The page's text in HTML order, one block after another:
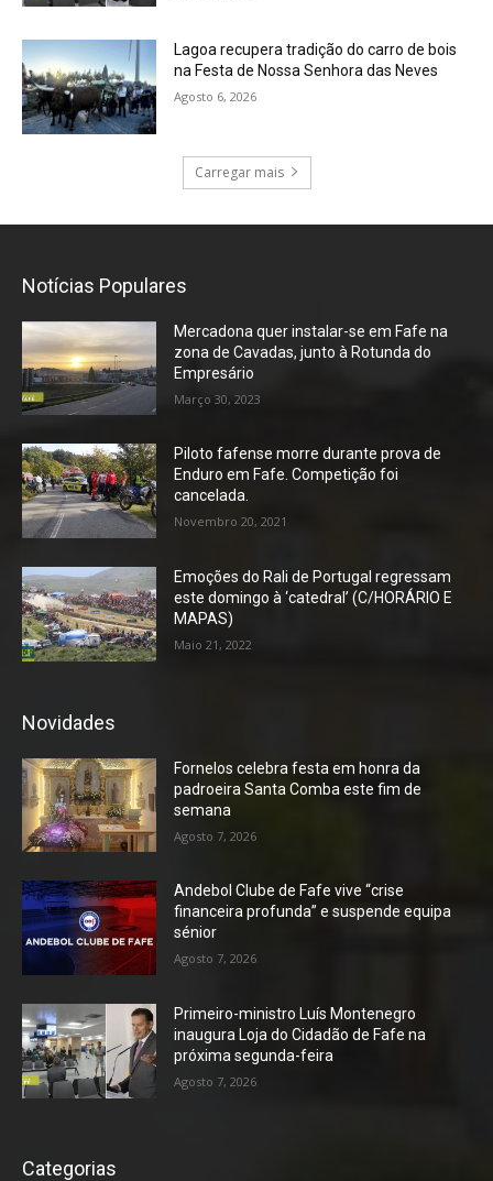
Lagoa recupera tradição do carro de bois
na Festa de Nossa Senhora das Neves
Agosto 6, 2026
Carregar mais
Notícias Populares
Mercadona quer instalar-se em Fafe na
zona de Cavadas, junto à Rotunda do
Empresário
Março 30, 2023
Piloto fafense morre durante prova de
Enduro em Fafe. Competição foi
cancelada.
Novembro 20, 2021
Emoções do Rali de Portugal regressam
este domingo à ‘catedral’ (C/HORÁRIO E
MAPAS)
Maio 21, 2022
Novidades
Fornelos celebra festa em honra da
padroeira Santa Comba este fim de
semana
Agosto 7, 2026
Andebol Clube de Fafe vive “crise
financeira profunda” e suspende equipa
sénior
Agosto 7, 2026
Primeiro-ministro Luís Montenegro
inaugura Loja do Cidadão de Fafe na
próxima segunda-feira
Agosto 7, 2026
Categorias